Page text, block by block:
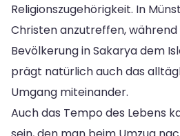
Religionszugehörigkeit. In
Christen anzutreffen,
Bevölkerung in Sakarya dem
prägt natürlich auch das
Umgang miteinander.
Auch das Tempo des Lebens